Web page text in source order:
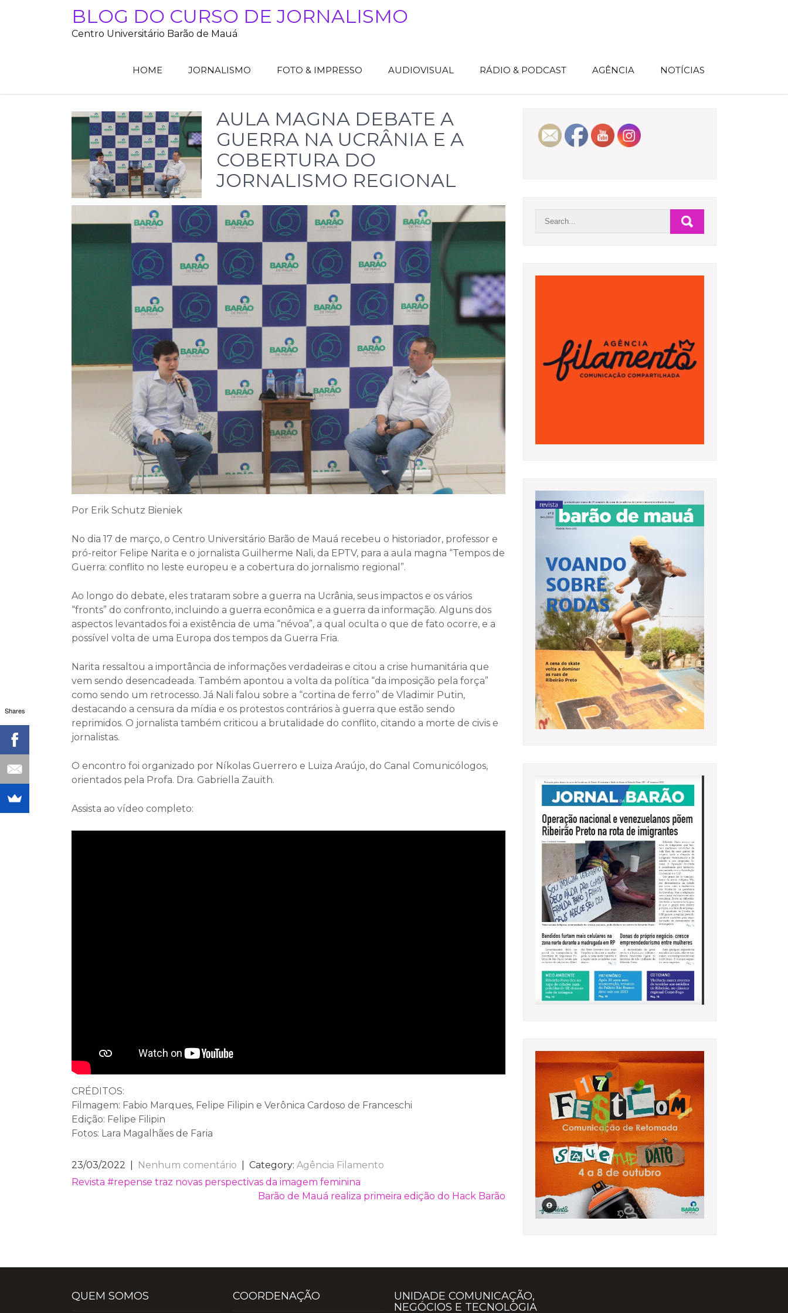
BLOG DO CURSO DE JORNALISMO
Centro Universitário Barão de Mauá
HOME JORNALISMO FOTO & IMPRESSO AUDIOVISUAL RÁDIO & PODCAST AGÊNCIA NOTÍCIAS
AULA MAGNA DEBATE A
GUERRA NA UCRÂNIA E A
COBERTURA DO
JORNALISMO REGIONAL
Por Erik Schutz Bieniek
No dia 17 de março, o Centro Universitário Barão de Mauá recebeu o historiador, professor e
pró-reitor Felipe Narita e o jornalista Guilherme Nali, da EPTV, para a aula magna “Tempos de
Guerra: conflito no leste europeu e a cobertura do jornalismo regional”.
Ao longo do debate, eles trataram sobre a guerra na Ucrânia, seus impactos e os vários
“fronts” do confronto, incluindo a guerra econômica e a guerra da informação. Alguns dos
aspectos levantados foi a existência de uma “névoa”, a qual oculta o que de fato ocorre, e a
possível volta de uma Europa dos tempos da Guerra Fria.
Narita ressaltou a importância de informações verdadeiras e citou a crise humanitária que
vem sendo desencadeada. Também apontou a volta da política “da imposição pela força”
como sendo um retrocesso. Já Nali falou sobre a “cortina de ferro” de Vladimir Putin,
destacando a censura da mídia e os protestos contrários à guerra que estão sendo
reprimidos. O jornalista também criticou a brutalidade do conflito, citando a morte de civis e
jornalistas.
O encontro foi organizado por Níkolas Guerrero e Luiza Araújo, do Canal Comunicólogos,
orientados pela Profa. Dra. Gabriella Zauith.
Assista ao vídeo completo:
CRÉDITOS:
Filmagem: Fabio Marques, Felipe Filipin e Verônica Cardoso de Franceschi
Edição: Felipe Filipin
Fotos: Lara Magalhães de Faria
23/03/2022 Nenhum comentário | Category: Agência Filamento
NAVEGAÇÃO
Revista #repense traz novas perspectivas da imagem feminina
Barão de Mauá realiza primeira edição do Hack Barão
QUEM SOMOS COORDENAÇÃO
UNIDADE COMUNICAÇÃO,
NEGÓCIOS E TECNOLOGIA
Shares